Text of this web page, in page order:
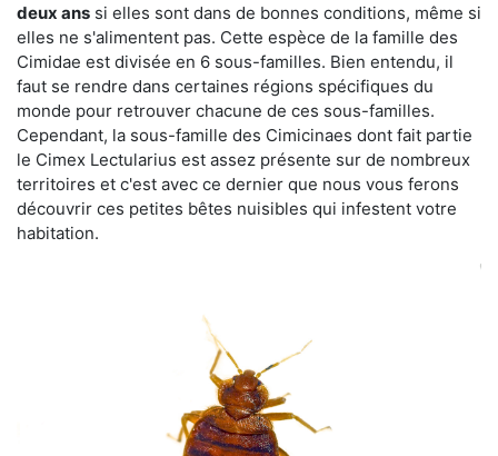
deux ans si elles sont dans de bonnes conditions, même si
elles ne s'alimentent pas. Cette espèce de la famille des
Cimidae est divisée en 6 sous-familles. Bien entendu, il
faut se rendre dans certaines régions spécifiques du
monde pour retrouver chacune de ces sous-familles.
Cependant, la sous-famille des Cimicinaes dont fait partie
le Cimex Lectularius est assez présente sur de nombreux
territoires et c'est avec ce dernier que nous vous ferons
découvrir ces petites bêtes nuisibles qui infestent votre
habitation.